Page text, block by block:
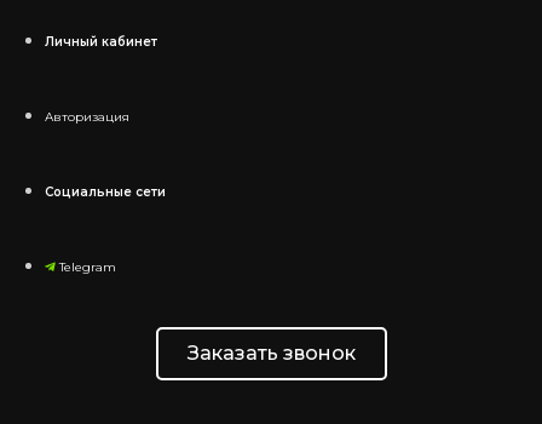
Личный кабинет
Авторизация
Социальные сети
Telegram
Заказать звонок